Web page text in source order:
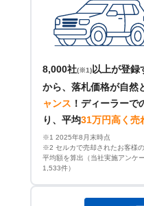
8,000社(※1) 以上が登録
から、落札価格が自然
ャンス ！ ディーラーで
り、平均31万円高く売
※1 2025年8月末時点
※2 セルカで売却されたお客様
平均額を算出（当社実施アンケ
1,533件）